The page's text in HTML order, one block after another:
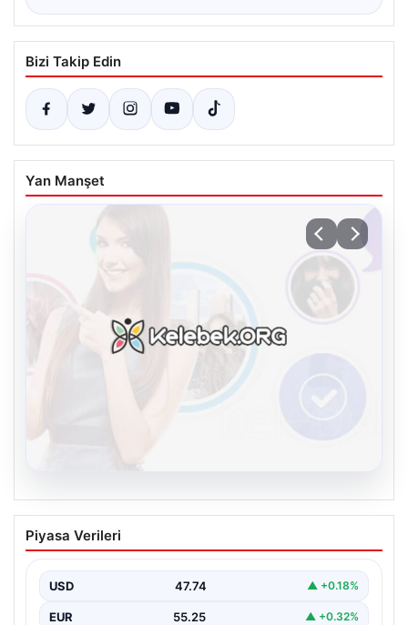
Bizi Takip Edin
Yan Manşet
Kelebek sohbet platformu İle Dijital
İletişimin Sertifikalı Adresi Ve Chat
Sanal ortamında kullanıcıların güvenli bir biçimde iletişim
Piyasa Verileri
USD 47.74 ▲ +0.18%
EUR 55.25 ▲ +0.32%